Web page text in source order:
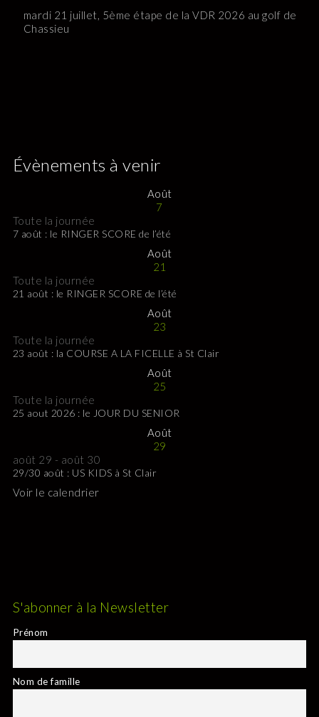
mardi 21 juillet, 5ème étape de la VDR 2026 au golf de
Chassieu
Évènements à venir
Août
7
Toute la journée
7 août : le RINGER SCORE de l’été
Août
21
Toute la journée
21 août : le RINGER SCORE de l’été
Août
23
Toute la journée
23 août : la COURSE A LA FICELLE à St Clair
Août
25
Toute la journée
25 aout 2026 : le JOUR DU SENIOR
Août
29
août 29 - août 30
29/30 août : US KIDS à St Clair
Voir le calendrier
S'abonner à la Newsletter
Prénom
Nom de famille